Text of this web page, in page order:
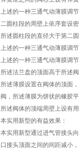
上述的一种三通气动薄膜调
二圆柱段的周壁上依序套设
所述圆柱段的直径大于第二圆
上述的一种三通气动薄膜调
上述的一种三通气动薄膜调
所述法兰盘的顶面高于所述
所述薄膜设置在阀体的顶面
阀，所述薄膜为饼状的橡胶平
所述阀体的顶端周壁上设有
本实用新型的有益效果：
本实用新型通过进气管接头
口接头顶面之间的间距减小